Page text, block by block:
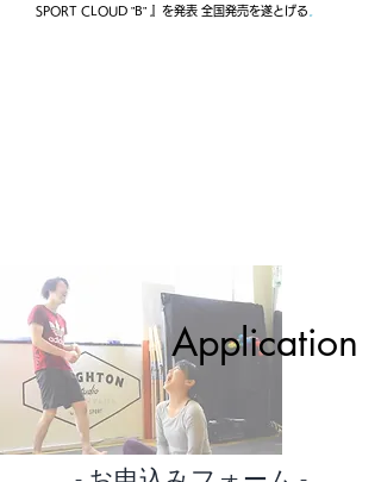
SPORT CLOUD ”B” 』を発表 全国発売を遂とげる 。
Application